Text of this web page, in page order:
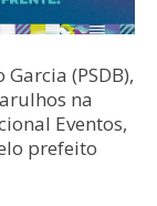
(PSDB),
na
Eventos,
prefeito